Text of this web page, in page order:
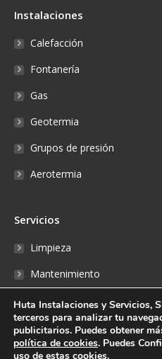
Instalaciones
Calefacción
Fontanería
Gas
Geotermia
Grupos de presión
Aerotermia
Servicios
Limpieza
Mantenimiento
Reparaciones
Fontanería
Reserva online
Huta Instalaciones y Servicios,
terceros para analizar tu
publicitarios. Puedes obtener
política de cookies. Puedes
uso de estas cookies.